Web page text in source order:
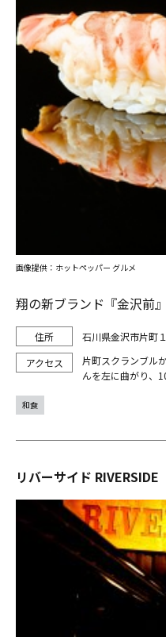
翔の新ブランド『金沢前
石川県金沢市片町
片町スクランブル
んを左に曲がり、
画像提供：ホットペッパー グルメ
和食
リバーサイド RIVERSIDE